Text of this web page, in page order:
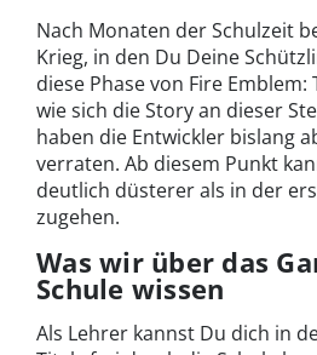
Nach Monaten der Schulzeit
Krieg, in den Du Deine
diese Phase von Fire
wie sich die Story an dieser
haben die Entwickler bislang
verraten. Ab diesem Punkt
deutlich düsterer als in der
zugehen.
Was wir über das
Schule wissen
Als Lehrer kannst Du dich in